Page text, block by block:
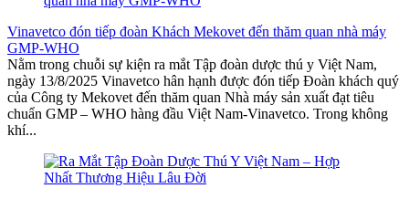
Vinavetco đón tiếp đoàn Khách Mekovet đến thăm quan nhà máy
GMP-WHO
Nằm trong chuỗi sự kiện ra mắt Tập đoàn dược thú y Việt Nam,
ngày 13/8/2025 Vinavetco hân hạnh được đón tiếp Đoàn khách quý
của Công ty Mekovet đến thăm quan Nhà máy sản xuất đạt tiêu
chuẩn GMP – WHO hàng đầu Việt Nam-Vinavetco. Trong không
khí...